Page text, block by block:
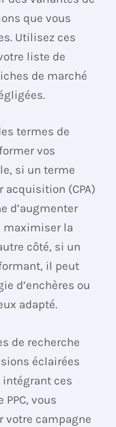
que vous
Utilisez ces
liste de
de marché
termes de
vos
si un terme
acquisition (CPA)
d’augmenter
maximiser la
côté, si un
il peut
d’enchères ou
adapté.
de recherche
éclairées
intégrant ces
vous
votre campagne